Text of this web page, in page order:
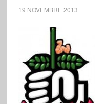
19 NOVEMBRE 2013